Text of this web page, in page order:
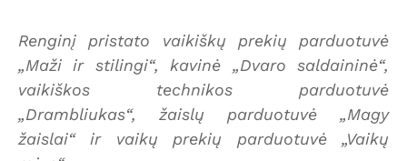
Renginį pristato vaikiškų prekių parduotuvė
„Maži ir stilingi“, kavinė „Dvaro saldaininė“,
vaikiškos technikos parduotuvė
„Drambliukas“, žaislų parduotuvė „Magy
žaislai“ ir vaikų prekių parduotuvė „Vaikų